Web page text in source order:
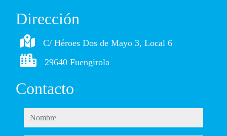
Dirección
C/ Héroes Dos de Mayo 3, Local 6
29640 Fuengirola
Contacto
nombre